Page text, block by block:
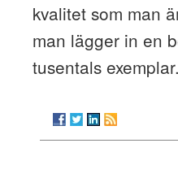
kvalitet som man
man lägger in en
tusentals exemplar.